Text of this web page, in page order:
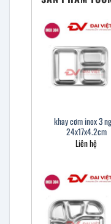
khay cơm inox 3
24x17x4.2cm
Liên hệ